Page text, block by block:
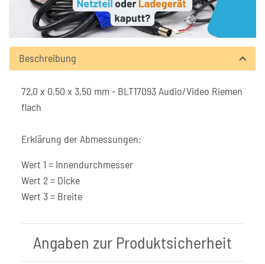
Beschreibung
72,0 x 0,50 x 3,50 mm - BLT17093 Audio/Video Riemen
flach
Erklärung der Abmessungen:
Wert 1 = Innendurchmesser
Wert 2 = Dicke
Wert 3 = Breite
Angaben zur Produktsicherheit